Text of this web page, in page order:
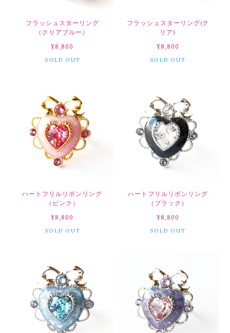
フラッシュスターリング
（クリアブルー）
¥8,800
SOLD OUT
フラッシュスターリング(ク
リア)
¥8,800
SOLD OUT
ハートフリルリボンリング
（ピンク）
¥8,800
SOLD OUT
ハートフリルリボンリング
（ブラック）
¥8,800
SOLD OUT